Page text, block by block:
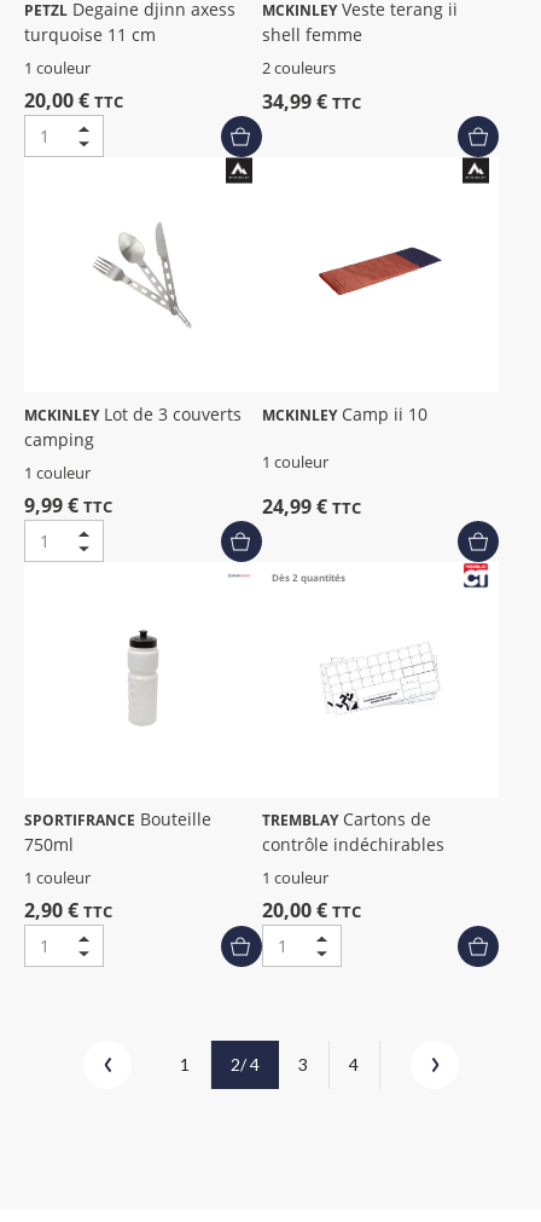
PETZL
turquoise 11 cm
1 couleur
20,00 € TTC
MCKINLEYVeste terang ii
shell femme
2 couleurs
34,99 € TTC
MCKINLEYLot de 3 couverts
camping
1 couleur
9,99 € TTC
MCKINLEY Camp ii 10
1 couleur
24,99 € TTC
SPORTIFRANCE
750ml
1 couleur
2,90 € TTC
Dès 2 quantités
TREMBLAYCartons de
contrôle indéchirables
1 couleur
20,00 € TTC
1 2/ 4 3 4